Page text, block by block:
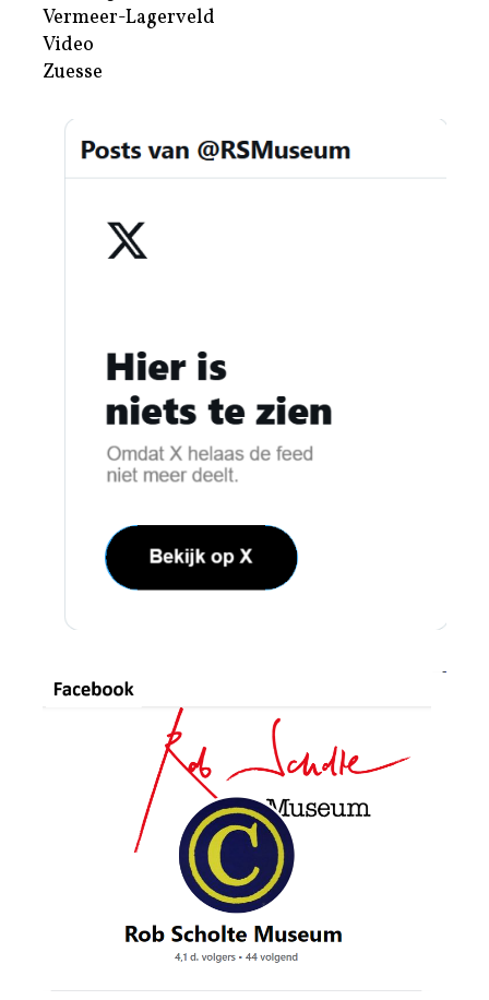
Vermeer-Lagerveld
Video
Zuesse